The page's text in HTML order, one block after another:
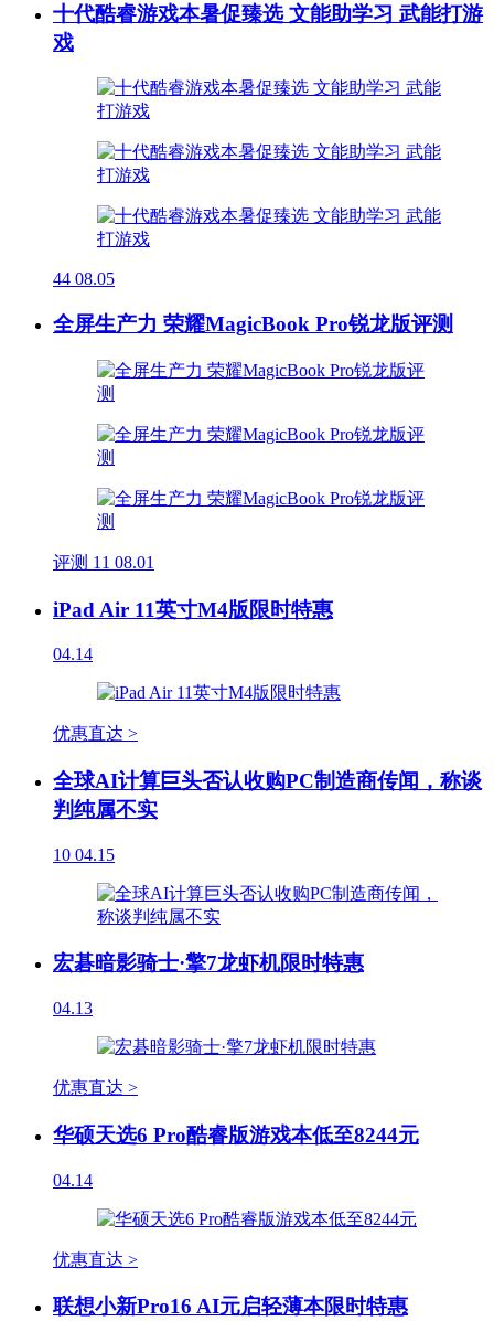
十代酷睿游戏本暑促臻选 文能助学习 武能打游
戏
44 08.05
全屏生产力 荣耀MagicBook Pro锐龙版评测
评测 11 08.01
iPad Air 11英寸M4版限时特惠
04.14
优惠直达 >
全球AI计算巨头否认收购PC制造商传闻，称谈
判纯属不实
10 04.15
宏碁暗影骑士·擎7龙虾机限时特惠
04.13
优惠直达 >
华硕天选6 Pro酷睿版游戏本低至8244元
04.14
优惠直达 >
联想小新Pro16 AI元启轻薄本限时特惠